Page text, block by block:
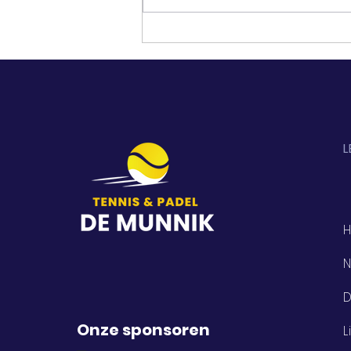
Onze sponsoren